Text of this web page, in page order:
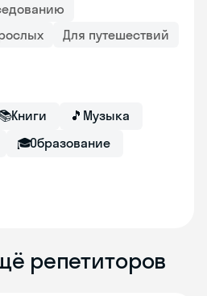
Для путешествий
📚Книги 🎵 Музыка
🎓Образование
репетиторов